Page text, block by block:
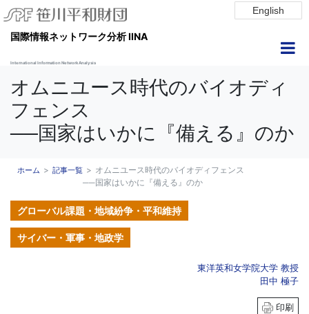
English
国際情報ネットワーク分析 IINA
International Information Network Analysis
オムニユース時代のバイオディ
フェンス
──国家はいかに『備える』のか
ホーム 記事一覧
オムニユース時代のバイオディフェンス
──国家はいかに『備える』のか
グローバル課題・地域紛争・平和維持
サイバー・軍事・地政学
東洋英和女学院大学 教授
田中 極子
印刷